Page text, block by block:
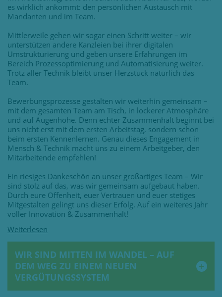
es wirklich ankommt: den persönlichen Austausch mit
Mandanten und im Team.
Mittlerweile gehen wir sogar einen Schritt weiter – wir
unterstützen andere Kanzleien bei ihrer digitalen
Umstrukturierung und geben unsere Erfahrungen im
Bereich Prozessoptimierung und Automatisierung weiter.
Trotz aller Technik bleibt unser Herzstück natürlich das
Team.
Bewerbungsprozesse gestalten wir weiterhin gemeinsam –
mit dem gesamten Team am Tisch, in lockerer Atmosphäre
und auf Augenhöhe. Denn echter Zusammenhalt beginnt bei
uns nicht erst mit dem ersten Arbeitstag, sondern schon
beim ersten Kennenlernen. Genau dieses Engagement in
Mensch & Technik macht uns zu einem Arbeitgeber, den
Mitarbeitende empfehlen!
Ein riesiges Dankeschön an unser großartiges Team – Wir
sind stolz auf das, was wir gemeinsam aufgebaut haben.
Durch eure Offenheit, euer Vertrauen und euer stetiges
Mitgestalten gelingt uns dieser Erfolg. Auf ein weiteres Jahr
voller Innovation & Zusammenhalt!
WIR SIND MITTEN IM WANDEL – AUF
DEM WEG ZU EINEM NEUEN
VERGÜTUNGSSYSTEM